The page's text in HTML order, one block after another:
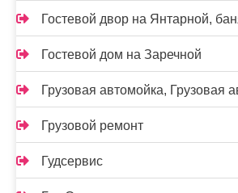
Гостевой двор на Янтарной,
Гостевой дом на Заречной
Грузовая автомойка, Грузовая
Грузовой ремонт
Гудсервис